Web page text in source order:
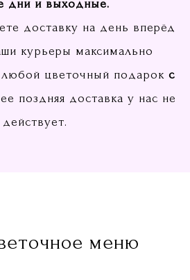
дни и выходные.
доставку на день вперёд
курьеры максимально
цветочный подарок с
поздняя доставка у нас не
действует.
меню